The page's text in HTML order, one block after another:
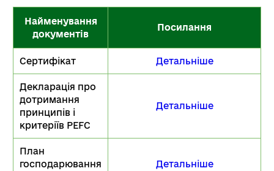
Найменування
документів
Посилання
Сертифікат Детальніше
Декларація про
дотримання
принципів і
критеріїв PEFC
Детальніше
План
господарювання
Детальніше